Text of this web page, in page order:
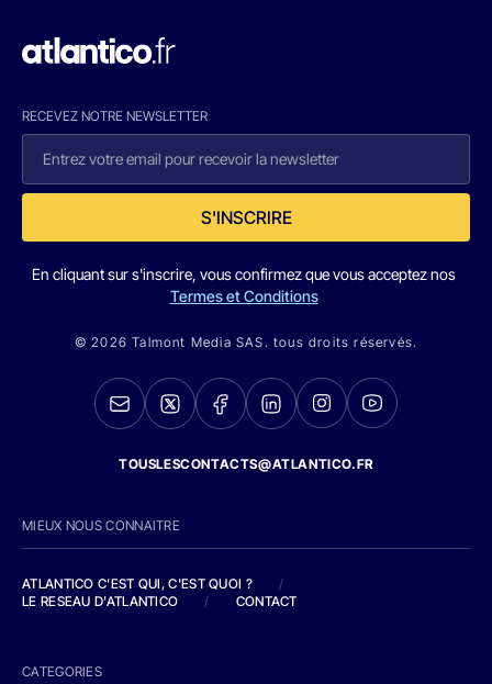
RECEVEZ NOTRE NEWSLETTER
S'INSCRIRE
En cliquant sur s'inscrire, vous confirmez que vous acceptez nos
Termes et Conditions
© 2026 Talmont Media SAS. tous droits réservés.
TOUSLESCONTACTS@ATLANTICO.FR
MIEUX NOUS CONNAITRE
ATLANTICO C'EST QUI, C'EST QUOI ?
/
LE RESEAU D'ATLANTICO
/ CONTACT
CATEGORIES